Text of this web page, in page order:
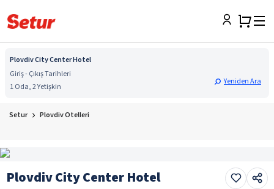
Plovdiv City Center Hotel
Giriş - Çıkış Tarihleri
1 Oda, 2 Yetişkin
Yeniden Ara
Setur Plovdiv Otelleri
Plovdiv City Center Hotel